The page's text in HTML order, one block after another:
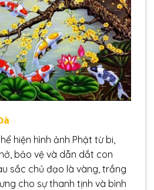
hiện hình ảnh Phật từ bi,
bảo vệ và dẫn dắt con
sắc chủ đạo là vàng, trắng
cho sự thanh tịnh và bình